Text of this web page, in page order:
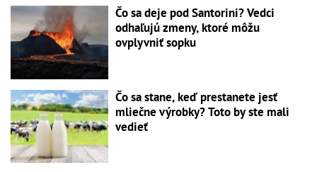
Čo sa deje pod Santorini? Vedci
odhaľujú zmeny, ktoré môžu
ovplyvniť sopku
Čo sa stane, keď prestanete jesť
mliečne výrobky? Toto by ste mali
vedieť